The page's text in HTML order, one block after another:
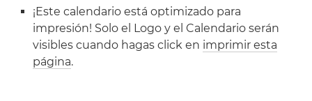
¡Este calendario está optimizado para
impresión! Solo el Logo y el Calendario serán
visibles cuando hagas click en imprimir esta
página.